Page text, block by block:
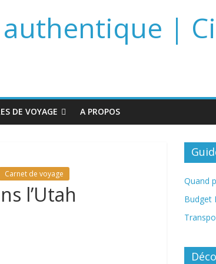
authentique |
DE VOYAGE A PROPOS
Carnet de voyage
l’Utah
Quand
Budget